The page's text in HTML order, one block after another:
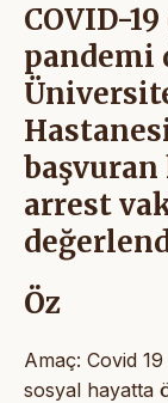
COVID-
pandemi
başvuran
arrest
Öz
Amaç: Covid
sosyal hayatta